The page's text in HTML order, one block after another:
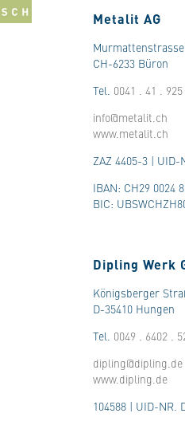
Metalit AG
CH-6233 Büron
Tel. 0041 . 41 .
info@metalit.ch
www.metalit.ch
ZAZ 4405-3 | UID-
IBAN: CH29 0024
BIC:
Dipling Werk
Königsberger
D-35410 Hungen
Tel. 0049 . 6402 .
dipling@dipling.de
www.dipling.de
104588 | UID-NR.